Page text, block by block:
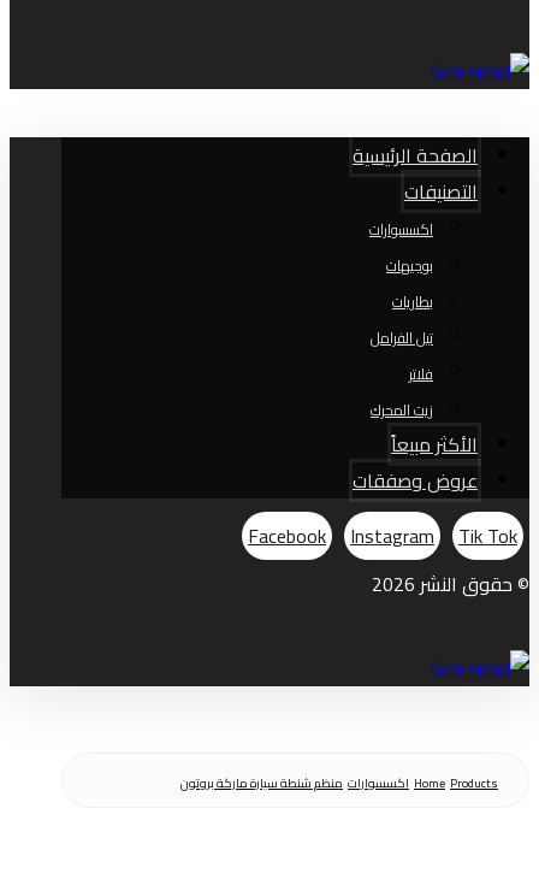
الصفحة الرئيسية
التصنيفات
اكسسوارات
بوجيهات
بطاريات
تيل الفرامل
فلاتر
زيت المحرك
الأكثر مبيعاً
عروض وصفقات
Facebook
Instagram
Tik Tok
© حقوق النشر 2026
Home Products اكسسوارات منظم شنطة سيارة ماركة بروتون